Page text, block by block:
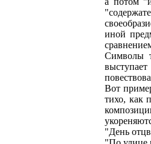
иной
Символы
Вот
тихо, как
"День